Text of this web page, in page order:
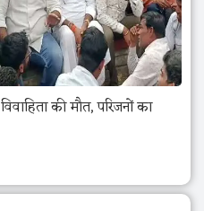
की मौत, परिजनों का